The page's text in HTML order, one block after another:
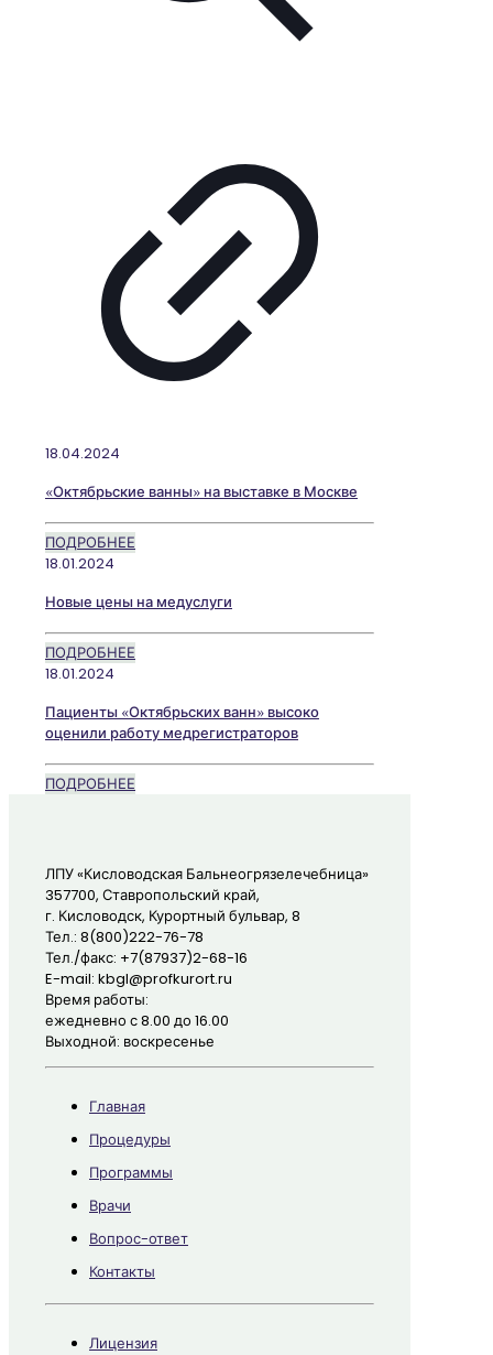
18.04.2024
«Октябрьские ванны» на выставке в Москве
ПОДРОБНЕЕ
18.01.2024
Новые цены на медуслуги
ПОДРОБНЕЕ
18.01.2024
Пациенты «Октябрьских ванн» высоко
оценили работу медрегистраторов
ПОДРОБНЕЕ
ЛПУ «Кисловодская Бальнеогрязелечебница»
357700, Ставропольский край,
г. Кисловодск, Курортный бульвар, 8
Тел.: 8(800)222-76-78
Тел./факс: +7(87937)2-68-16
E-mail: kbgl@profkurort.ru
Время работы:
ежедневно с 8.00 до 16.00
Выходной: воскресенье
Главная
Процедуры
Программы
Врачи
Вопрос-ответ
Контакты
Лицензия